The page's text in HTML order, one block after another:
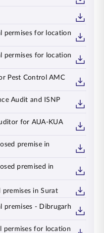
permises for location
permises for location
Pest Control AMC
Audit and ISNP
for AUA-KUA
premise in
premised in
premises in Surat
premises - Dibrugarh
permises for location